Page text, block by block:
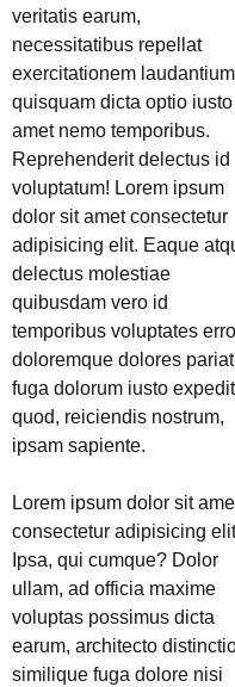
veritatis earum,
necessitatibus repellat
exercitationem laudantium
quisquam dicta optio iusto
amet nemo temporibus.
Reprehenderit delectus id
voluptatum! Lorem ipsum
dolor sit amet consectetur
adipisicing elit. Eaque
delectus molestiae
quibusdam vero id
temporibus voluptates
doloremque dolores
fuga dolorum iusto
quod, reiciendis nostrum,
ipsam sapiente.
Lorem ipsum dolor sit
consectetur adipisicing
Ipsa, qui cumque? Dolor
ullam, ad officia maxime
voluptas possimus dicta
earum, architecto
similique fuga dolore nisi